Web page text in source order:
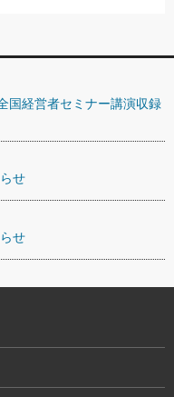
国経営者セミナー講演収録
せ
せ